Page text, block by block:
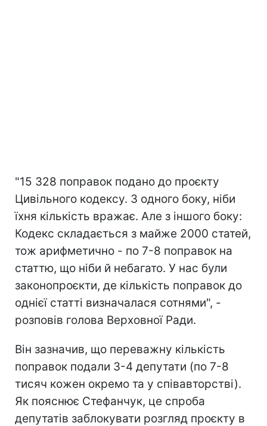
"15 328 поправок подано до проєкту
Цивільного кодексу. З одного боку, ніби
їхня кількість вражає. Але з іншого боку:
Кодекс складається з майже 2000 статей,
тож арифметично - по 7-8 поправок на
статтю, що ніби й небагато. У нас були
законопроєкти, де кількість поправок до
однієї статті визначалася сотнями", -
розповів голова Верховної Ради.
Він зазначив, що переважну кількість
поправок подали 3-4 депутати (по 7-8
тисяч кожен окремо та у співавторстві).
Як пояснює Стефанчук, це спроба
депутатів заблокувати розгляд проєкту в